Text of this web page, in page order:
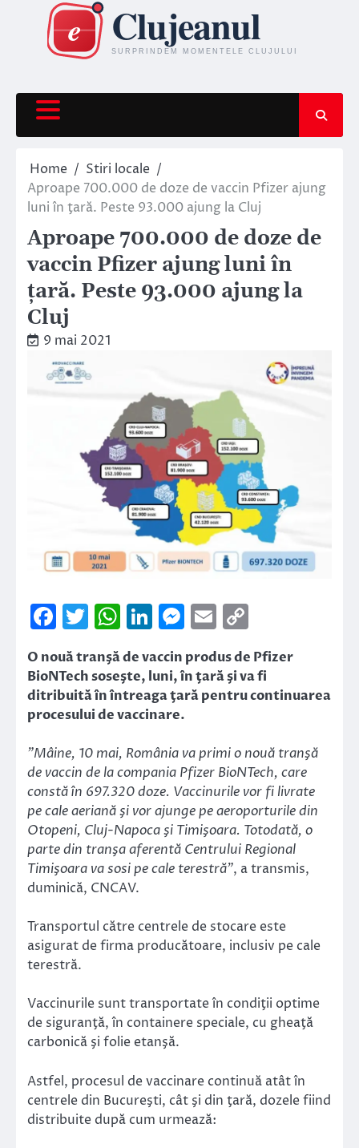
content
Home
Stiri locale
Aproape 700.000 de doze de vaccin Pfizer ajung
luni în ţară. Peste 93.000 ajung la Cluj
Aproape 700.000 de doze de
vaccin Pfizer ajung luni în
ţară. Peste 93.000 ajung la
Cluj
9 mai 2021
Facebook
Twitter
WhatsApp
LinkedIn
Messenger
Email
Link
O nouă tranşă de vaccin produs de Pfizer
BioNTech soseşte, luni, în ţară şi va fi
ditribuită în întreaga ţară pentru continuarea
procesului de vaccinare.
”Mâine, 10 mai, România va primi o nouă tranşă
de vaccin de la compania Pfizer BioNTech, care
constă în 697.320 doze. Vaccinurile vor fi livrate
pe cale aeriană şi vor ajunge pe aeroporturile din
Otopeni, Cluj-Napoca şi Timişoara. Totodată, o
parte din tranşa aferentă Centrului Regional
Timişoara va sosi pe cale terestră”, a transmis,
duminică, CNCAV.
Transportul către centrele de stocare este
asigurat de firma producătoare, inclusiv pe cale
terestră.
Vaccinurile sunt transportate în condiţii optime
de siguranţă, în containere speciale, cu gheaţă
carbonică şi folie etanşă.
Astfel, procesul de vaccinare continuă atât în
centrele din Bucureşti, cât şi din ţară, dozele fiind
distribuite după cum urmează: